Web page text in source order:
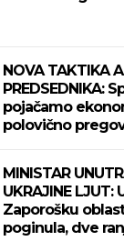
NOVA TAKTIKA
PREDSEDNIKA:
pojačamo
polovično
MINISTAR
UKRAJINE
Zaporošku
poginula, dve